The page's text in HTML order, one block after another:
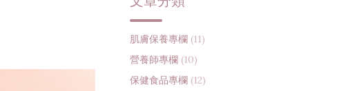
肌膚保養專欄 (11)
營養師專欄 (10)
保健食品專欄 (12)